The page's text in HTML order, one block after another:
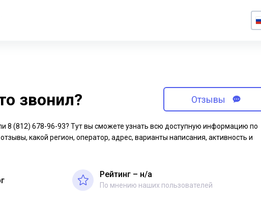
звонил? Отзывы
8 (812) 678-96-93? Тут вы сможете узнать всю доступную информацию по
какой регион, оператор, адрес, варианты написания, активность и
Рейтинг – н/a
По мнению наших пользователей